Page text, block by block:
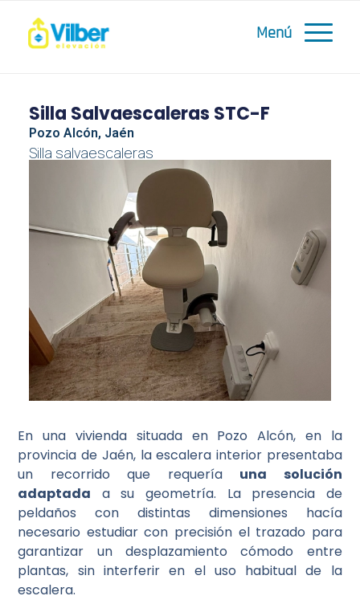
Silla Salvaescaleras STC-F
Pozo Alcón, Jaén
Silla salvaescaleras
En una vivienda situada en Pozo Alcón, en la
provincia de Jaén, la escalera interior presentaba
un recorrido que requería una solución
adaptada a su geometría. La presencia de
peldaños con distintas dimensiones hacía
necesario estudiar con precisión el trazado para
garantizar un desplazamiento cómodo entre
plantas, sin interferir en el uso habitual de la
escalera.